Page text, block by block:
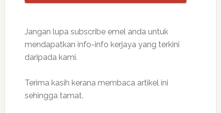
Jangan lupa subscribe emel anda untuk
mendapatkan info-info kerjaya yang terkini
daripada kami.
Terima kasih kerana membaca artikel ini
sehingga tamat.